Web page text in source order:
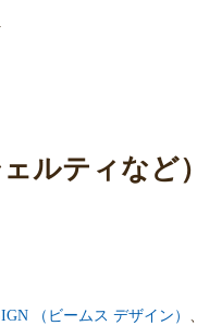
ルティなど）
（ビームス デザイン） 、